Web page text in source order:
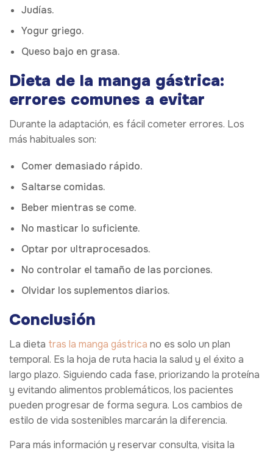
Judías.
Yogur griego.
Queso bajo en grasa.
Dieta de la manga gástrica:
errores comunes a evitar
Durante la adaptación, es fácil cometer errores. Los
más habituales son:
Comer demasiado rápido.
Saltarse comidas.
Beber mientras se come.
No masticar lo suficiente.
Optar por ultraprocesados.
No controlar el tamaño de las porciones.
Olvidar los suplementos diarios.
Conclusión
La dieta tras la manga gástrica no es solo un plan
temporal. Es la hoja de ruta hacia la salud y el éxito a
largo plazo. Siguiendo cada fase, priorizando la proteína
y evitando alimentos problemáticos, los pacientes
pueden progresar de forma segura. Los cambios de
estilo de vida sostenibles marcarán la diferencia.
Para más información y reservar consulta, visita la